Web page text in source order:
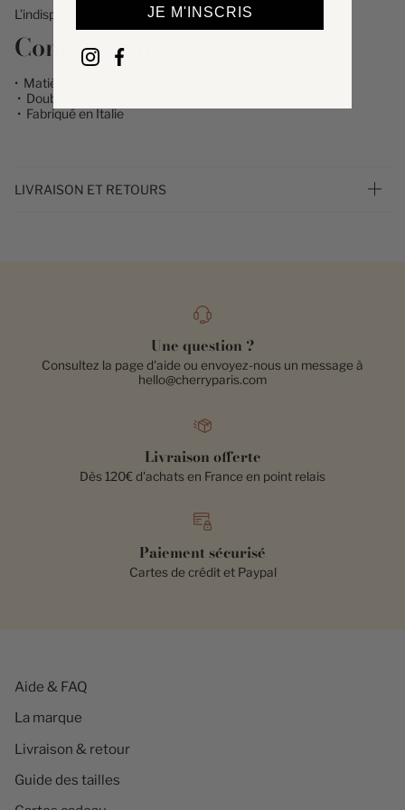
L’indispensable pour avoir les mains libres.
Composition
• Matière : 100% croûte de cuir
• Doublure : 100% cuir
• Fabriqué en Italie
LIVRAISON ET RETOURS
Une question ?
Consultez la page d'aide ou envoyez-nous un message à
hello@cherryparis.com
Livraison offerte
Dès 120€ d'achats en France en point relais
Paiement sécurisé
Cartes de crédit et Paypal
Aide & FAQ
La marque
Livraison & retour
Guide des tailles
JE M'INSCRIS